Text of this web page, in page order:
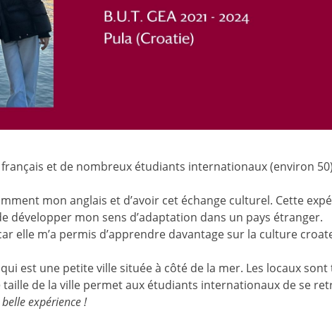
français et de nombreux étudiants internationaux (environ
mon anglais et d’avoir cet échange culturel. Cette
développer mon sens d’adaptation dans un pays étranger.
elle m’a permis d’apprendre davantage sur la culture
est une petite ville située à côté de la mer. Les locaux sont
de la ville permet aux étudiants internationaux de se
belle expérience !